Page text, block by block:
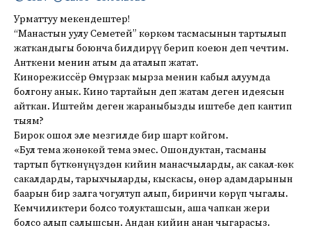
Урматтуу мекендештер!
“Манастын уулу Семетей” көркөм тасмасынын тартылып
жаткандыгы боюнча билдирүү берип коеюн деп чечтим.
Анткени менин атым да аталып жатат.
Кинорежиссёр Өмүрзак мырза менин кабыл алуумда
болгону анык. Кино тартайын деп жатам деген идеясын
айткан. Иштейм деген жараныбызды иштебе деп кантип
тыям?
Бирок ошол эле мезгилде бир шарт койгом.
«Бул тема жөнөкөй тема эмес. Ошондуктан, тасманы
тартып бүткөнүңүздөн кийин манасчыларды, ак сакал-көк
сакалдарды, тарыхчыларды, кыскасы, өнөр адамдарынын
баарын бир залга чогултуп алып, биринчи көрүп чыгалы.
Кемчиликтери болсо толукташсын, аша чапкан жери
болсо алып салышсын. Андан кийин анан чыгарасыз.